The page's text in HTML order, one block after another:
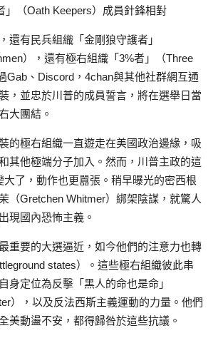
」（Oath Keepers）成員針鋒相對
還有民兵組織「金剛狼守護者」
），還有極右組織「3%者」（Three
Gab、Discord，4chan與其他社群網互通
，並忠於川普的成員誓言，將在選舉日當
大團結。
的極右組織一直遊走在美國政治邊緣，吸
其他極端分子加入。然而，川普主政的這
大了，動作也更囂張。稍早曝光的密西根
（Gretchen Whitmer）綁架陰謀，就驚人
現國內恐怖主義。
重要的大選逼近，如今他們的注意力也轉
states）。這些極右組織彼此串
身定位為反擊「黑人的命也是命」
），以及反法西斯主義運動的力量。他們
美動盪不安，都得歸咎於這些抗議。